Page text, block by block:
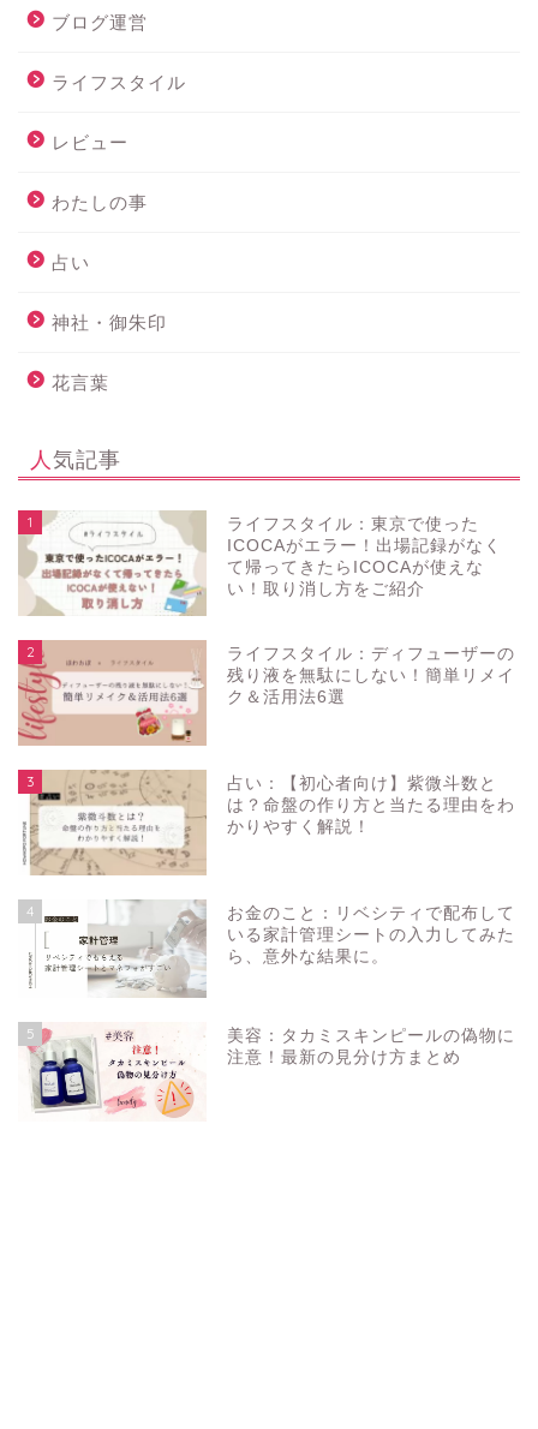
ブログ運営
ライフスタイル
レビュー
わたしの事
占い
神社・御朱印
花言葉
人気記事
1
ライフスタイル：東京で使った
ICOCAがエラー！出場記録がなく
て帰ってきたらICOCAが使えな
い！取り消し方をご紹介
2
ライフスタイル：ディフューザーの
残り液を無駄にしない！簡単リメイ
ク＆活用法6選
3
占い：【初心者向け】紫微斗数と
は？命盤の作り方と当たる理由をわ
かりやすく解説！
4
お金のこと：リベシティで配布して
いる家計管理シートの入力してみた
ら、意外な結果に。
5
美容：タカミスキンピールの偽物に
注意！最新の見分け方まとめ